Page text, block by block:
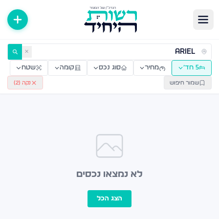
דירות למכירה ולהשכרה — רשות היחיד ✕
5 חד׳ מחיר סוג נכס קומה שטח
שמור חיפוש נקה (2
)
לא נמצאו נכסים
הצג הכל